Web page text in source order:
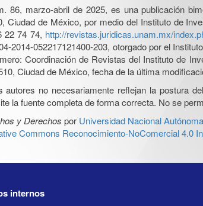
86, marzo-abril de 2025, es una publicación
Ciudad de México, por medio del Instituto de
22 74 74, http://revistas.juridicas.unam.mx/
2014-052217121400-203, otorgado por el
Coordinación de Revistas del Instituto de
Ciudad de México, fecha de la última
autores no necesariamente reflejan la postura
la fuente completa de forma correcta. No se
y Derechos por Universidad Nacional
Commons Reconocimiento-NoComercial 4.0
internos